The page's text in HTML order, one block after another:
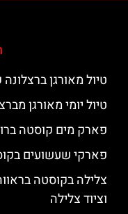
טיול מאורגן
טיול יומי מאורגן
פארק מים קוסטה
פארקי שעשועים
צלילה בקוסטה
וציוד צלילה